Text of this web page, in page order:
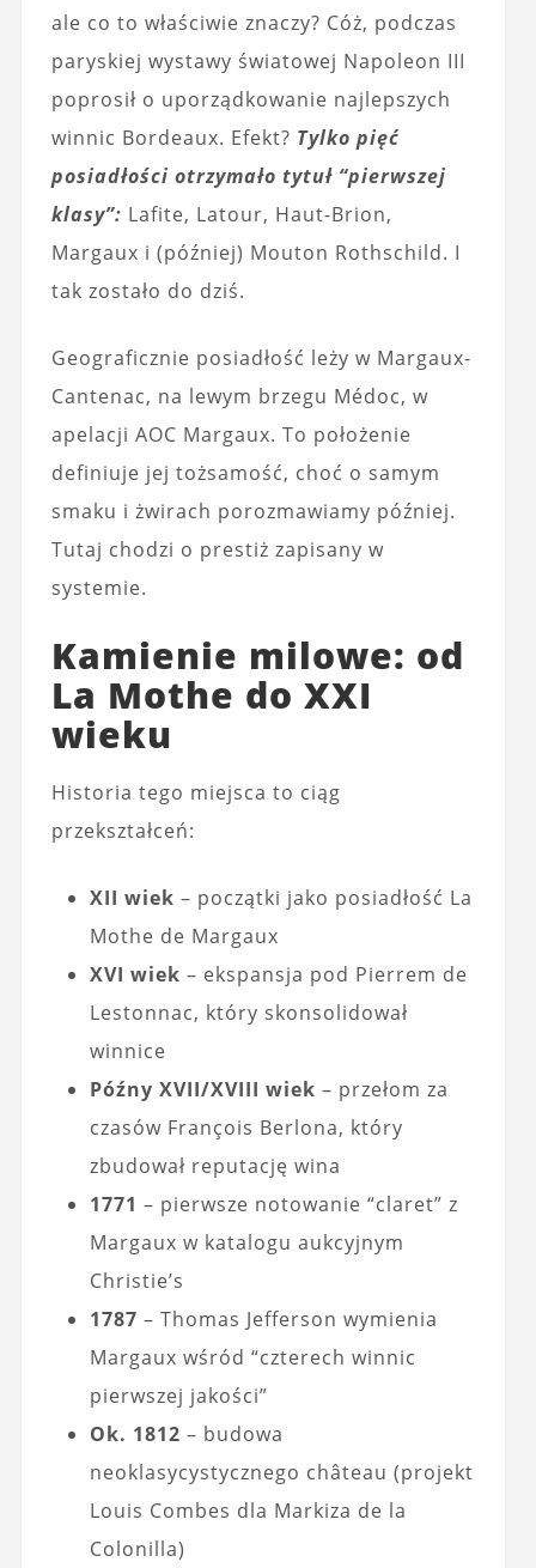
ale co to właściwie znaczy? Cóż, podczas
paryskiej wystawy światowej Napoleon III
poprosił o uporządkowanie najlepszych
winnic Bordeaux. Efekt? Tylko pięć
posiadłości otrzymało tytuł “pierwszej
klasy”: Lafite, Latour, Haut-Brion,
Margaux i (później) Mouton Rothschild. I
tak zostało do dziś.
Geograficznie posiadłość leży w Margaux-
Cantenac, na lewym brzegu Médoc, w
apelacji AOC Margaux. To położenie
definiuje jej tożsamość, choć o samym
smaku i żwirach porozmawiamy później.
Tutaj chodzi o prestiż zapisany w
systemie.
Kamienie milowe: od
La Mothe do XXI
wieku
Historia tego miejsca to ciąg
przekształceń:
XII wiek – początki jako posiadłość La
Mothe de Margaux
XVI wiek – ekspansja pod Pierrem de
Lestonnac, który skonsolidował
winnice
Późny XVII/XVIII wiek – przełom za
czasów François Berlona, który
zbudował reputację wina
1771 – pierwsze notowanie “claret” z
Margaux w katalogu aukcyjnym
Christie’s
1787 – Thomas Jefferson wymienia
Margaux wśród “czterech winnic
pierwszej jakości”
Ok. 1812 – budowa
neoklasycystycznego château (projekt
Louis Combes dla Markiza de la
Colonilla)